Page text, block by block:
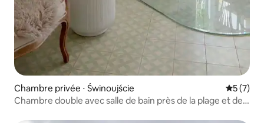
Chambre privée ⋅ Świnoujście
5 (7)
Chambre double avec salle de bain près de la plage et de